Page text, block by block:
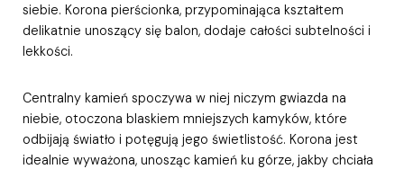
siebie. Korona pierścionka, przypominająca kształtem
delikatnie unoszący się balon, dodaje całości subtelności i
lekkości.
Centralny kamień spoczywa w niej niczym gwiazda na
niebie, otoczona blaskiem mniejszych kamyków, które
odbijają światło i potęgują jego świetlistość. Korona jest
idealnie wyważona, unosząc kamień ku górze, jakby chciała